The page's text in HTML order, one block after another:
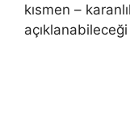
kısmen –